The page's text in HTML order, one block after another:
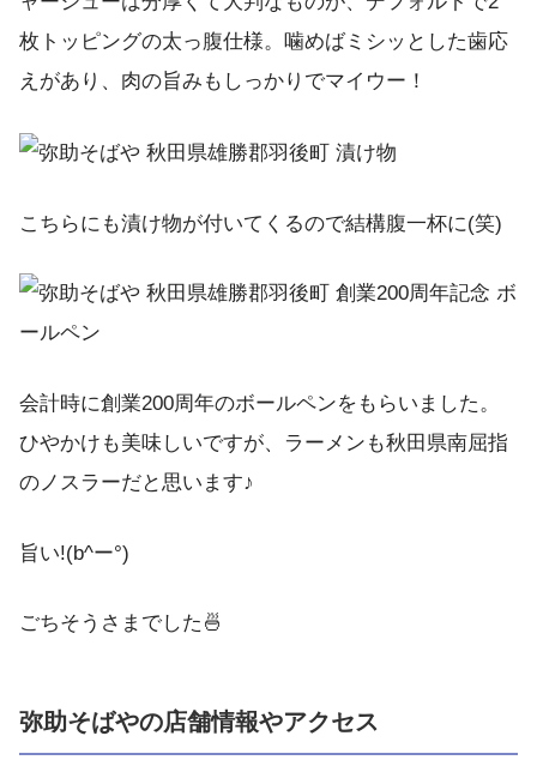
枚トッピングの太っ腹仕様。噛めばミシッとした歯応
えがあり、肉の旨みもしっかりでマイウー！
こちらにも漬け物が付いてくるので結構腹一杯に(笑)
会計時に創業200周年のボールペンをもらいました。
ひやかけも美味しいですが、ラーメンも秋田県南屈指
のノスラーだと思います♪
旨い!(b^ー°)
ごちそうさまでした🍜
弥助そばやの店舗情報やアクセス